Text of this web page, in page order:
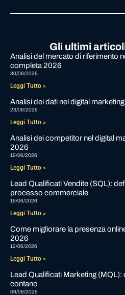
Gli ultimi
Analisi del mercato di riferimento
completa 2026
30/06/2026
Leggi Tutto »
Analisi dei dati nel digital
23/06/2026
Leggi Tutto »
Analisi dei competitor nel digital
2026
19/06/2026
Leggi Tutto »
Lead Qualificati Vendite (SQL):
processo commerciale
16/06/2026
Leggi Tutto »
Come migliorare la presenza
2026
12/06/2026
Leggi Tutto »
Lead Qualificati Marketing
contano
09/06/2026